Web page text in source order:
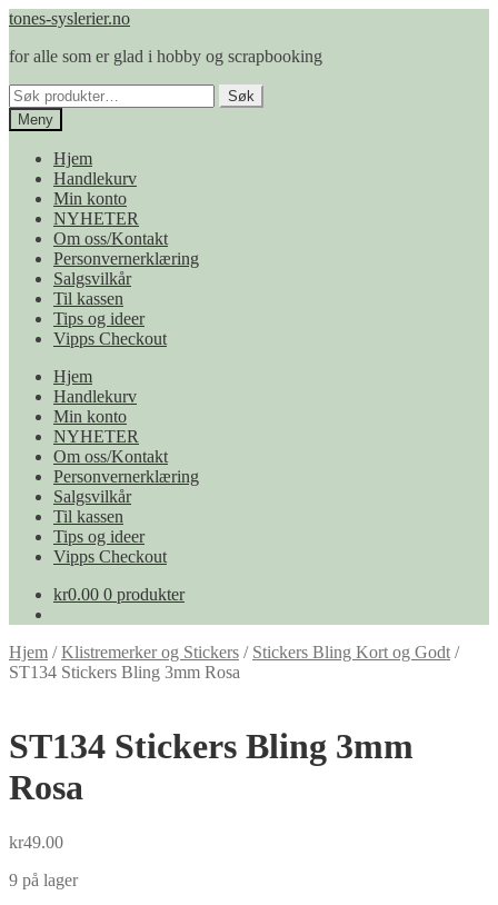
Hopp
navigasjon
Hopp
innhold
tones-syslerier.no
for alle som er glad i hobby og scrapbooking
Søk
etter:
Søk
Meny
Hjem
Handlekurv
Min konto
NYHETER
Om oss/Kontakt
Personvernerklæring
Salgsvilkår
Til kassen
Tips og ideer
Vipps Checkout
Hjem
Handlekurv
Min konto
NYHETER
Om oss/Kontakt
Personvernerklæring
Salgsvilkår
Til kassen
Tips og ideer
Vipps Checkout
kr0.00 0 produkter
Hjem /Klistremerker og Stickers / Stickers Bling Kort og Godt /
ST134 Stickers Bling 3mm Rosa
ST134 Stickers Bling 3mm
Rosa
kr49.00
9 på lager